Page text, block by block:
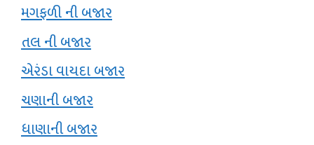
મગફળી ની બજાર
તલ ની બજાર
એરંડા વાયદા બજાર
ચણાની બજાર
ધાણાની બજાર